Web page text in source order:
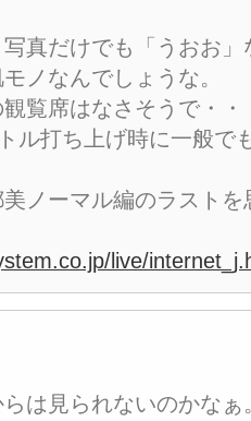
真だけでも「うおお」
ノなんでしょうな。
覧席はなさそうで・・
ル打ち上げ時に一般で
ノーマル編のラスト
live/
は見られないのかなぁ